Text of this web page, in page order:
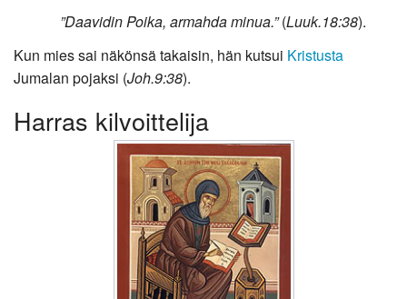
”Daavidin Poika, armahda minua.”(Luuk.18:38).
Kun mies sai näkönsä takaisin, hän kutsui Kristusta
Jumalan pojaksi (Joh.9:38).
Harras kilvoittelija